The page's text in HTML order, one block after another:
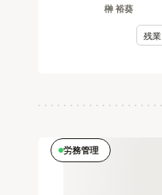
榊 裕葵
残業
労務管理